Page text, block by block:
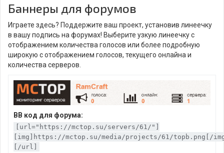
Баннеры для форумов
Играете здесь? Поддержите ваш проект, установив линеечку
в вашу подпись на форумах! Выберите узкую линеечку с
отображением количества голосов или более подробную
широкую с отображением голосов, текущего онлайна и
количества серверов.
BB код для форума:
[url="https://mctop.su/servers/61/"]
[img]https://mctop.su/media/projects/61/topb.png[/
[/url]